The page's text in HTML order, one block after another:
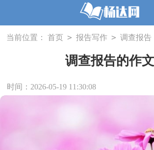
当前位置： 首页 > 报告写作 > 调查报告
调查报告的作文
时间：2026-05-19 11:30:08